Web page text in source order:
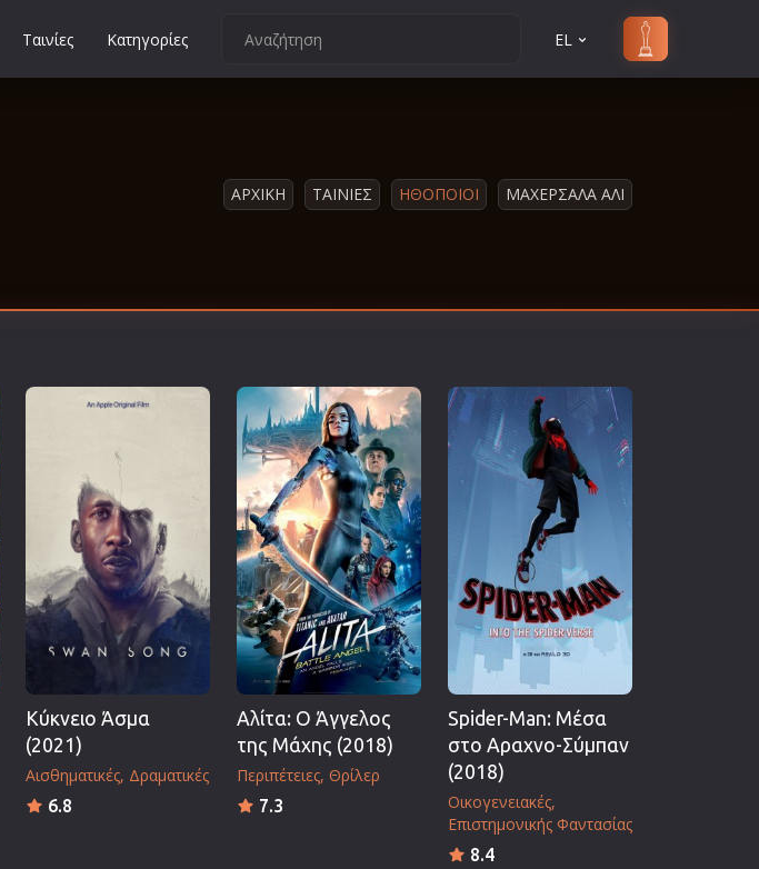
Ταινίες Κατηγορίες EL
ΑΡΧΙΚΗ ΤΑΙΝΙΕΣ ΗΘΟΠΟΙΟΙ ΜΑΧΕΡΣΑΛΑ ΑΛΙ
Κύκνειο Άσμα
(2021)
Αισθηματικές Δραματικές
6.8
Αλίτα: Ο Άγγελος
της Μάχης (2018)
Περιπέτειες Θρίλερ
7.3
Spider-Man: Μέσα
στο Αραχνο-Σύμπαν
(2018)
Οικογενειακές
Επιστημονικής Φαντασίας
8.4